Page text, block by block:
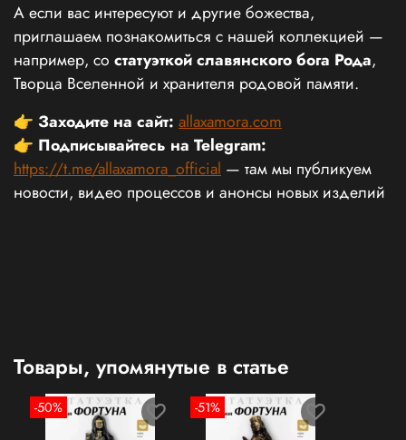
А если вас интересуют и другие божества,
приглашаем познакомиться с нашей коллекцией —
например, со статуэткой славянского бога Рода,
Творца Вселенной и хранителя родовой памяти.
👉 Заходите на сайт: allaxamora.com
👉 Подписывайтесь на Telegram:
https://t.me/allaxamora_official — там мы публикуем
новости, видео процессов и анонсы новых изделий
Товары, упомянутые в статье
-50% -51%